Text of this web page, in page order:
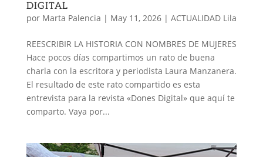
DIGITAL
por Marta Palencia | May 11, 2026| ACTUALIDAD Lila
REESCRIBIR LA HISTORIA CON NOMBRES DE MUJERES
Hace pocos días compartimos un rato de buena
charla con la escritora y periodista Laura Manzanera.
El resultado de este rato compartido es esta
entrevista para la revista «Dones Digital» que aquí te
comparto. Vaya por...